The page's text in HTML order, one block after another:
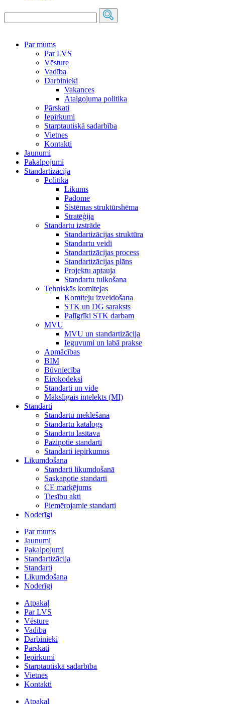
Par mums
Par LVS
Vēsture
Vadība
Darbinieki
Vakances
Atalgojuma politika
Pārskati
Iepirkumi
Starptautiskā sadarbība
Vietnes
Kontakti
Jaunumi
Pakalpojumi
Standartizācija
Politika
Likums
Padome
Sistēmas struktūrshēma
Stratēģija
Standartu izstrāde
Standartizācijas struktūra
Standartu veidi
Standartizācijas process
Standartizācijas plāns
Projektu aptauja
Standartu tulkošana
Tehniskās komitejas
Komiteju izveidošana
STK un DG saraksts
Palīgrīki STK darbam
MVU
MVU un standartizācija
Ieguvumi un labā prakse
Apmācības
BIM
Būvniecība
Eirokodeksi
Standarti un vide
Mākslīgais intelekts (MI)
Standarti
Standartu meklēšana
Standartu katalogs
Standartu lasītava
Paziņotie standarti
Standarti iepirkumos
Likumdošana
Standarti likumdošanā
Saskaņotie standarti
CE marķējums
Tiesību akti
Piemērojamie standarti
Noderīgi
Par mums
Jaunumi
Pakalpojumi
Standartizācija
Standarti
Likumdošana
Noderīgi
Atpakaļ
Par LVS
Vēsture
Vadība
Darbinieki
Pārskati
Iepirkumi
Starptautiskā sadarbība
Vietnes
Kontakti
Atpakaļ